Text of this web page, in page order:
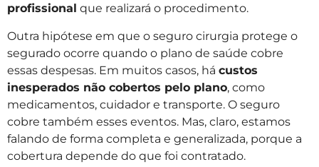
profissional que realizará o procedimento.
Outra hipótese em que o seguro cirurgia protege o
segurado ocorre quando o plano de saúde cobre
essas despesas. Em muitos casos, há custos
inesperados não cobertos pelo plano, como
medicamentos, cuidador e transporte. O seguro
cobre também esses eventos. Mas, claro, estamos
falando de forma completa e generalizada, porque a
cobertura depende do que foi contratado.